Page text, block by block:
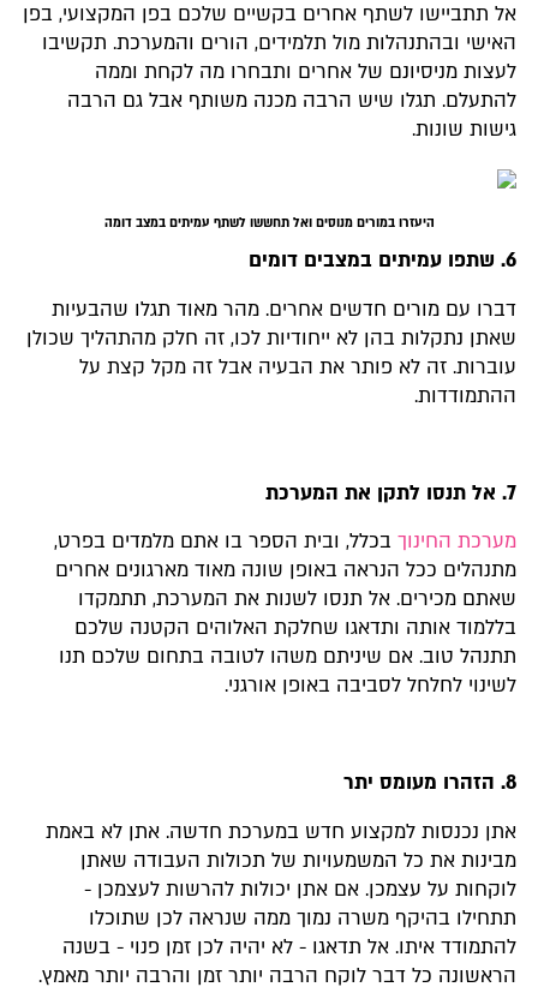
אל תתביישו לשתף אחרים בקשיים שלכם בפן המקצועי, בפן
האישי ובהתנהלות מול תלמידים, הורים והמערכת. תקשיבו
לעצות מניסיונם של אחרים ותבחרו מה לקחת וממה
להתעלם. תגלו שיש הרבה מכנה משותף אבל גם הרבה
גישות שונות.
היעזרו במורים מנוסים ואל תחששו לשתף עמיתים במצב דומה
6. שתפו עמיתים במצבים דומים
דברו עם מורים חדשים אחרים. מהר מאוד תגלו שהבעיות
שאתן נתקלות בהן לא ייחודיות לכו, זה חלק מהתהליך שכולן
עוברות. זה לא פותר את הבעיה אבל זה מקל קצת על
ההתמודדות.
7. אל תנסו לתקן את המערכת
מערכת החינוךבכלל, ובית הספר בו אתם מלמדים בפרט,
מתנהלים ככל הנראה באופן שונה מאוד מארגונים אחרים
שאתם מכירים. אל תנסו לשנות את המערכת, תתמקדו
בללמוד אותה ותדאגו שחלקת האלוהים הקטנה שלכם
תתנהל טוב. אם שיניתם משהו לטובה בתחום שלכם תנו
לשינוי לחלחל לסביבה באופן אורגני.
8. הזהרו מעומס יתר
אתן נכנסות למקצוע חדש במערכת חדשה. אתן לא באמת
מבינות את כל המשמעויות של תכולות העבודה שאתן
לוקחות על עצמכן. אם אתן יכולות להרשות לעצמכן -
תתחילו בהיקף משרה נמוך ממה שנראה לכן שתוכלו
להתמודד איתו. אל תדאגו - לא יהיה לכן זמן פנוי - בשנה
הראשונה כל דבר לוקח הרבה יותר זמן והרבה יותר מאמץ.